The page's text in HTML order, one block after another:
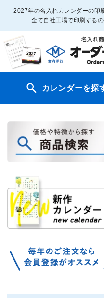
2027年の名入れカレンダーの印
全て自社工場で印刷する
カレンダーを探